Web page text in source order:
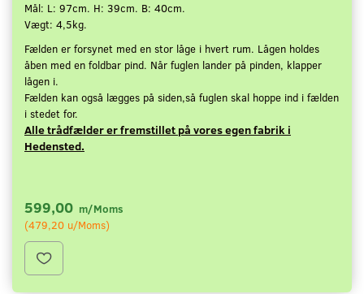
Mål: L: 97cm. H: 39cm. B: 40cm.
Vægt: 4,5kg.
Fælden er forsynet med en stor låge i hvert rum. Lågen holdes
åben med en foldbar pind. Når fuglen lander på pinden, klapper
lågen i.
Fælden kan også lægges på siden,så fuglen skal hoppe ind i fælden
i stedet for.
Alle trådfælder er fremstillet på vores egen fabrik i
Hedensted.
599,00 m/Moms
(479,20 u/Moms)